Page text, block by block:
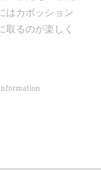
はカボッション
取るのが楽しく